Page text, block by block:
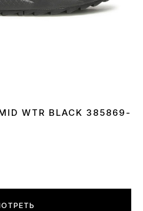
WTR BLACK 385869-